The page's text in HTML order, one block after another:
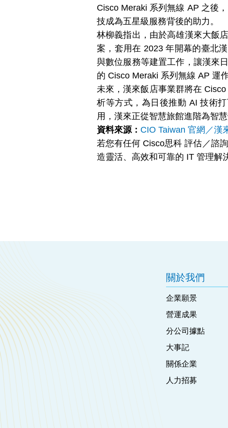
Cisco Meraki 系列無線 AP 之後
技成為五星級服務背後的助力。
林柳義指出，由於高雄漢來大飯
案，套用在 2023 年開幕的臺北
與數位服務等建置工作，讓漢來
的 Cisco Meraki 系列無線 AP 運
未來，漢來飯店事業群將在
析等方式，為日後推動 AI 技術
用，漢來正從智慧旅館進階為智
資料來源： CIO Taiwan 官網／漢
若您有任何 Cisco思科 評估／諮
造靈活、高效和可靠的 IT 管理解
關於我們
企業願景
營運成果
分公司據點
大事記
關係企業
人力招募